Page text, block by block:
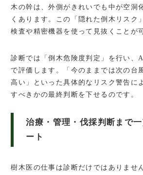
木の幹は、外側がきれいでも中が空洞
くあります。この「隠れた倒木リスク
検査や精密機器を使って見抜くことが
診断では「倒木危険度判定」を行い、
で評価します。「今のままでは次の台
高い」といった具体的なリスク警告に
すべきかの最終判断を下せるのです。
治療・管理・伐採判断まで
ート
樹木医の仕事は診断だけではありませ